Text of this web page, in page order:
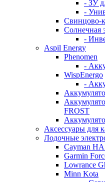
- ЗУ
-
Свинцово-
Солнечная
-
Aspil Energy
Phenomen
-
WispEnergo
-
FROST
Аксессуары для
Лодочные
Cayman
Garmin
Lowrance
Minn Kota